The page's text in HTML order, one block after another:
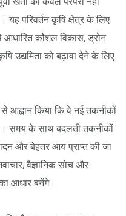
परिवर्तन कृषि क्षेत्र के लिए
आधारित कौशल विकास, ड्रोन
उद्यमिता को बढ़ावा देने के लिए
आह्वान किया कि वे नई तकनीकों
समय के साथ बदलती तकनीकों
और बेहतर आय प्राप्त की जा
वैज्ञानिक सोच और
आधार बनेंगे।